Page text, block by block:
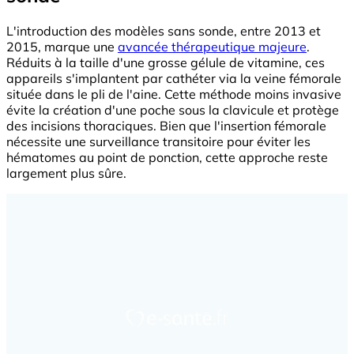
L'introduction des modèles sans sonde, entre 2013 et
2015, marque une avancée thérapeutique majeure.
Réduits à la taille d'une grosse gélule de vitamine, ces
appareils s'implantent par cathéter via la veine fémorale
située dans le pli de l'aine. Cette méthode moins invasive
évite la création d'une poche sous la clavicule et protège
des incisions thoraciques. Bien que l'insertion fémorale
nécessite une surveillance transitoire pour éviter les
hématomes au point de ponction, cette approche reste
largement plus sûre.